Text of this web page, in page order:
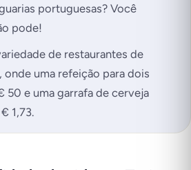
portuguesas? Você
pode!
de restaurantes de
onde uma refeição para dois
50 e uma garrafa de cerveja
1,73.